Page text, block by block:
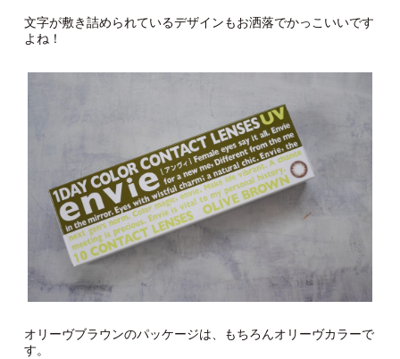
文字が敷き詰められているデザインもお洒落でかっこいいです
よね！
オリーヴブラウンのパッケージは、もちろんオリーヴカラーで
す。